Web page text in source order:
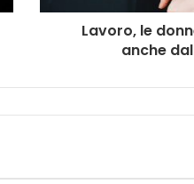
Lavoro, le
anche